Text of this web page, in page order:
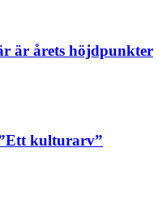
är årets höjdpunkter
kulturarv”